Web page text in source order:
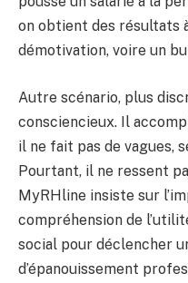
on obtient des résultats
démotivation, voire un
Autre scénario, plus
consciencieux. Il
il ne fait pas de vagues,
Pourtant, il ne ressent
MyRHline insiste sur
compréhension de
social pour déclencher
d’épanouissement